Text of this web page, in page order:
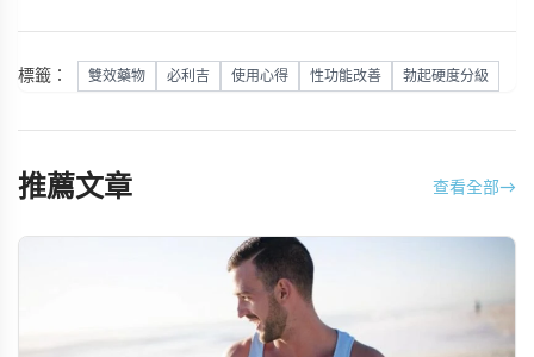
標籤： 雙效藥物 必利吉 使用心得 性功能改善 勃起硬度分級
推薦文章 查看全部→